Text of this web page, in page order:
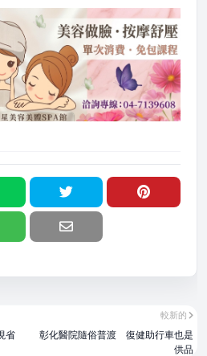
較新的
彰化醫院隨俗普渡 復健助行車也是
供品
省